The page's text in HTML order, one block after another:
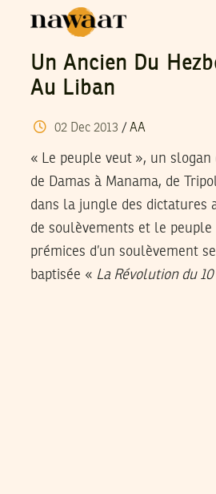
Un Ancien Du
Au Liban
02 Dec 2013 / AA
« Le peuple veut », un slogan
de Damas à Manama, de
dans la jungle des dictatures
de soulèvements et le
prémices d’un soulèvement
baptisée « La Révolution du